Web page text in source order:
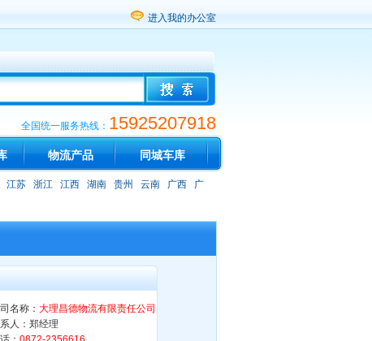
进入我的办公室
全国统一服务热线： 15925207918
物流产品 同城车库
江苏 浙江 江西 湖南 贵州 云南 广西
广
名称： 大理昌德物流有限责任公司
人：郑经理